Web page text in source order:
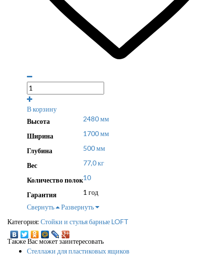
В корзину
Высота
2480 мм
Ширина 1700 мм
Глубина 500 мм
Вес 77,0 кг
Количество полок10
Гарантия
1 год
Свернуть
Развернуть
Категория: Стойки и стулья барные LOFT
Также Вас может заинтересовать
Стеллажи для пластиковых ящиков